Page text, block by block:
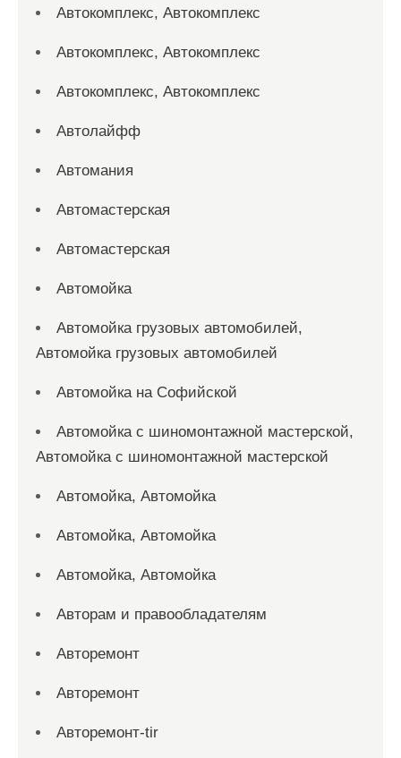
Автокомплекс, Автокомплекс
Автокомплекс, Автокомплекс
Автокомплекс, Автокомплекс
Автолайфф
Автомания
Автомастерская
Автомастерская
Автомойка
Автомойка грузовых автомобилей,
Автомойка грузовых автомобилей
Автомойка на Софийской
Автомойка с шиномонтажной мастерской,
Автомойка с шиномонтажной мастерской
Автомойка, Автомойка
Автомойка, Автомойка
Автомойка, Автомойка
Авторам и правообладателям
Авторемонт
Авторемонт
Авторемонт-tir